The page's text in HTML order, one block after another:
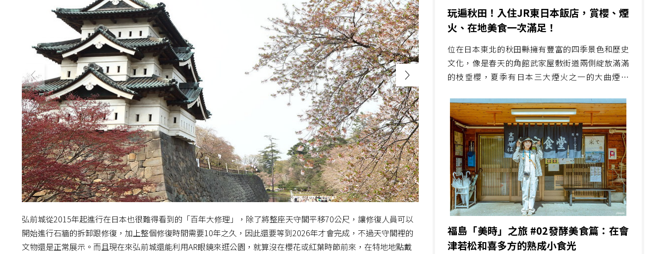
弘前城從2015年起進行在日本也很難得看到的「百年大修理」，除了將整座天守閣平移70公尺，讓修復人員可以
開始進行石牆的拆卸跟修復，加上整個修復時間需要10年之久，因此還要等到2026年才會完成，不過天守閣裡的
文物還是正常展示。而且現在來弘前城還能利用AR眼鏡來逛公園，就算沒在櫻花或紅葉時節前來，在特地地點戴
玩遍秋田！入住JR東日本飯店，賞櫻、煙
火、在地美食一次滿足！
位在日本東北的秋田縣擁有豐富的四季景色和歷史
文化，像是春天的角館武家屋敷街道兩側綻放滿滿
的枝垂櫻，夏季有日本三大煙火之一的大曲煙火
宿體驗也是不可或缺的一部分，推薦兩間由JR東日
本經營的優質飯店、大曲煙火、周邊值得造訪的景
點，讓您的秋田之旅更加充實！
福島「美時」之旅 #02發酵美食篇：在會
津若松和喜多方的熟成小食光